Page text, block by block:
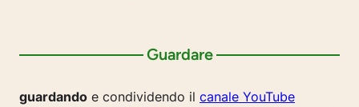
Guardare
guardando e condividendo il canale YouTube